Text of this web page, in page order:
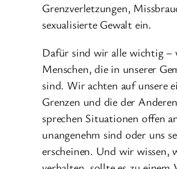
Grenzverletzungen,
sexualisierte Gewalt ein.
Dafür sind wir alle wichtig –
Menschen, die in unserer
sind. Wir achten auf unsere
Grenzen und die der
sprechen Situationen offen
unangenehm sind oder uns
erscheinen. Und wir wissen,